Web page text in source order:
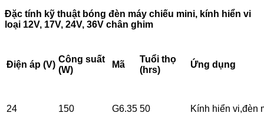
Đặc tính kỹ thuật bóng đèn máy chiếu mini, kính hiển vi
loại 12V, 17V, 24V, 36V chân ghim
Điện áp (V)
Công suất
(W)
Mã
Tuổi thọ
(hrs)
Ứng dụng
24 150 G6.35 50 Kính hiển vi,đèn